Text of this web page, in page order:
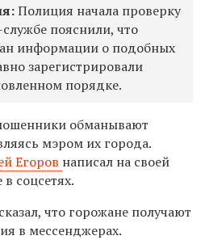
Полиция начала проверку
пояснили, что
информации о подобных
зарегистрировали
порядке.
обманывают
мэром их города.
Егоров написал на своей
соцсетях.
что горожане получают
в мессенджерах.